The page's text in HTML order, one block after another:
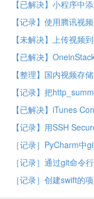
【已解决】小程序中
【记录】使用腾讯视
【未解决】上传视频
【已解决】
【整理】国内视频存储
［记录］PyCharm中
［记录］创建swift的